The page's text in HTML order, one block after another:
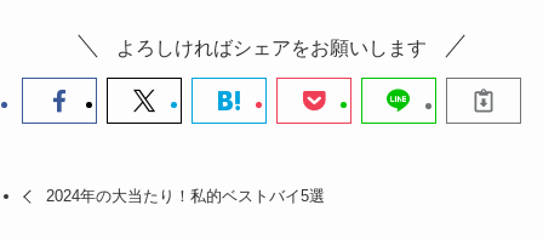
よろしければシェアをお願いします
2024年の大当たり！私的ベストバイ5選